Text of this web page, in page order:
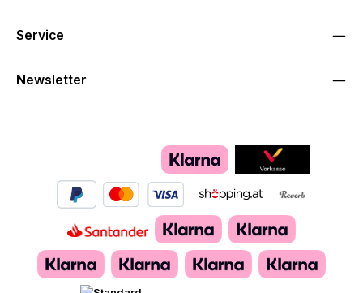
Service
Newsletter